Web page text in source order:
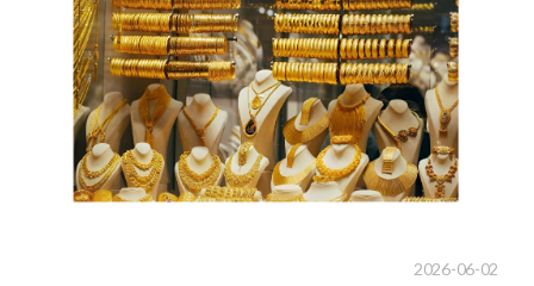
2026-06-02